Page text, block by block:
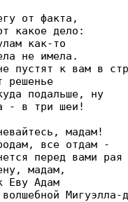
от факта,
какое дело:
как-то
не имела.
пустят к вам в
решенье
подальше, ну
- в три шеи!
мадам!
все отдам -
перед вами рая
мадам,
Еву Адам
Мигуэлла-